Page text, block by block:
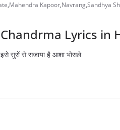
,Mahendra Kapoor,Navrang,Sandhya
Chandrma Lyrics in
इसे सुरों से सजाया है आशा भोसले